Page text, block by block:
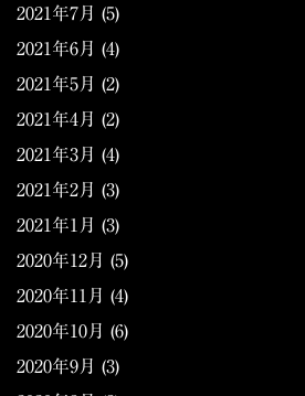
2021年7月 (5)
2021年6月 (4)
2021年5月 (2)
2021年4月 (2)
2021年3月 (4)
2021年2月 (3)
2021年1月 (3)
2020年12月 (5)
2020年11月 (4)
2020年10月 (6)
2020年9月 (3)